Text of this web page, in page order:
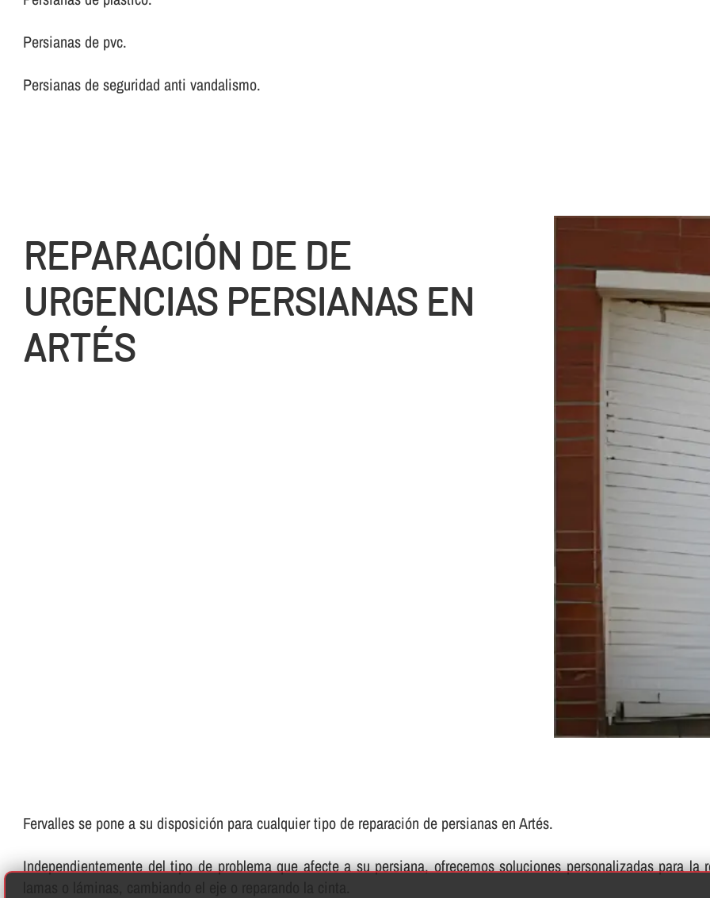
Persianas de pvc.
Persianas de seguridad anti vandalismo.
REPARACIÓN DE DE
URGENCIAS PERSIANAS EN
ARTÉS
Fervalles se pone a su disposición para cualquier tipo de reparación de persianas en Artés.
Independientemente del tipo de problema que afecte a su persiana, ofrecemos soluciones personalizadas para